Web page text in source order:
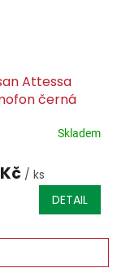
Attessa
černá
Skladem
/ ks
DETAIL